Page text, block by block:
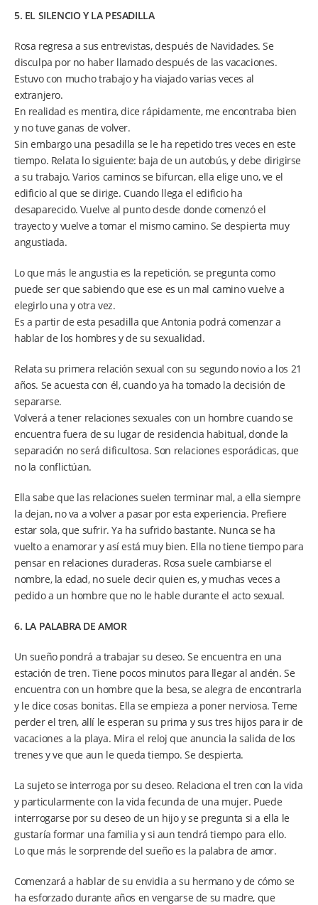
5. EL SILENCIO Y LA PESADILLA
Rosa regresa a sus entrevistas, después de Navidades. Se
disculpa por no haber llamado después de las vacaciones.
Estuvo con mucho trabajo y ha viajado varias veces al
extranjero.
En realidad es mentira, dice rápidamente, me encontraba bien
y no tuve ganas de volver.
Sin embargo una pesadilla se le ha repetido tres veces en este
tiempo. Relata lo siguiente: baja de un autobús, y debe dirigirse
a su trabajo. Varios caminos se bifurcan, ella elige uno, ve el
edificio al que se dirige. Cuando llega el edificio ha
desaparecido. Vuelve al punto desde donde comenzó el
trayecto y vuelve a tomar el mismo camino. Se despierta muy
angustiada.
Lo que más le angustia es la repetición, se pregunta como
puede ser que sabiendo que ese es un mal camino vuelve a
elegirlo una y otra vez.
Es a partir de esta pesadilla que Antonia podrá comenzar a
hablar de los hombres y de su sexualidad.
Relata su primera relación sexual con su segundo novio a los 21
años. Se acuesta con él, cuando ya ha tomado la decisión de
separarse.
Volverá a tener relaciones sexuales con un hombre cuando se
encuentra fuera de su lugar de residencia habitual, donde la
separación no será dificultosa. Son relaciones esporádicas, que
no la conflictúan.
Ella sabe que las relaciones suelen terminar mal, a ella siempre
la dejan, no va a volver a pasar por esta experiencia. Prefiere
estar sola, que sufrir. Ya ha sufrido bastante. Nunca se ha
vuelto a enamorar y así está muy bien. Ella no tiene tiempo para
pensar en relaciones duraderas. Rosa suele cambiarse el
nombre, la edad, no suele decir quien es, y muchas veces a
pedido a un hombre que no le hable durante el acto sexual.
6. LA PALABRA DE AMOR
Un sueño pondrá a trabajar su deseo. Se encuentra en una
estación de tren. Tiene pocos minutos para llegar al andén. Se
encuentra con un hombre que la besa, se alegra de encontrarla
y le dice cosas bonitas. Ella se empieza a poner nerviosa. Teme
perder el tren, allí le esperan su prima y sus tres hijos para ir de
vacaciones a la playa. Mira el reloj que anuncia la salida de los
trenes y ve que aun le queda tiempo. Se despierta.
La sujeto se interroga por su deseo. Relaciona el tren con la vida
y particularmente con la vida fecunda de una mujer. Puede
interrogarse por su deseo de un hijo y se pregunta si a ella le
gustaría formar una familia y si aun tendrá tiempo para ello.
Lo que más le sorprende del sueño es la palabra de amor.
Comenzará a hablar de su envidia a su hermano y de cómo se
ha esforzado durante años en vengarse de su madre, que